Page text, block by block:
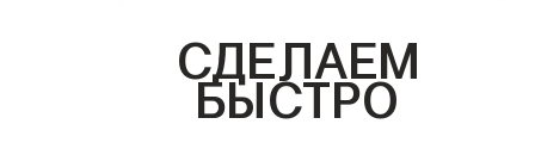
СДЕЛАЕМ
БЫСТРО